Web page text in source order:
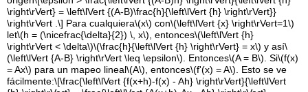
\right\rVert} = \left\lVert {(A-B)\frac{h}{\left\lVert {h} \right\rVert}}
\right\rVert .\] Para cualquiera\(x\) con\(\left\lVert {x} \right\rVert=1\)
let\(h = (\nicefrac{\delta}{2}) \, x\) , entonces\(\left\lVert {h}
\right\rVert < \delta\)\(\frac{h}{\left\lVert {h} \right\rVert} = x\) y así\
(\left\lVert {A-B} \right\rVert \leq \epsilon\) . Entonces\(A = B\) . Si\(f(x)
= Ax\) para un mapeo lineal\(A\) , entonces\(f'(x) = A\) . Esto se ve
fácilmente:\[\frac{\left\lVert {f(x+h)-f(x) - Ah} \right\rVert}{\left\lVert